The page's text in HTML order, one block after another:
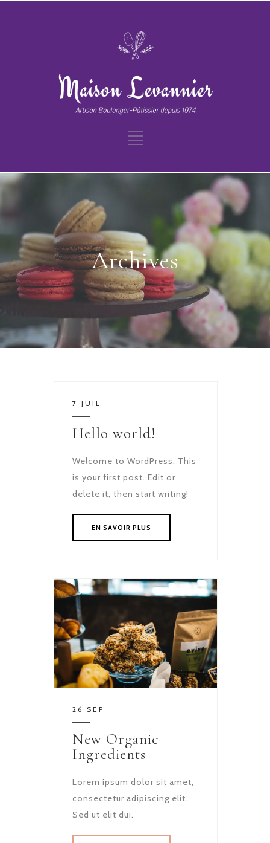
Archives
7 JUIL
Hello world!
Welcome to WordPress. This
is your first post. Edit or
delete it, then start writing!
EN SAVOIR PLUS
26 SEP
New Organic
Ingredients
Lorem ipsum dolor sit amet,
consectetur adipiscing elit.
Sed ut elit dui.